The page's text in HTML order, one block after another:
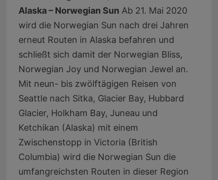
Alaska – Norwegian Sun Ab 21. Mai 2020
wird die Norwegian Sun nach drei Jahren
erneut Routen in Alaska befahren und
schließt sich damit der Norwegian Bliss,
Norwegian Joy und Norwegian Jewel an.
Mit neun- bis zwölftägigen Reisen von
Seattle nach Sitka, Glacier Bay, Hubbard
Glacier, Holkham Bay, Juneau und
Ketchikan (Alaska) mit einem
Zwischenstopp in Victoria (British
Columbia) wird die Norwegian Sun die
umfangreichsten Routen in dieser Region